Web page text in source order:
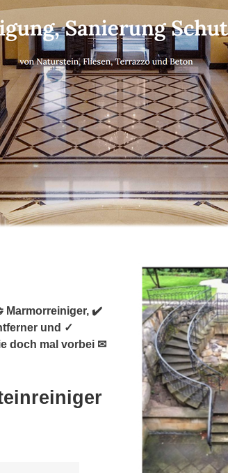
Marmorreiniger, ✔️
und ✓
doch mal vorbei ✉